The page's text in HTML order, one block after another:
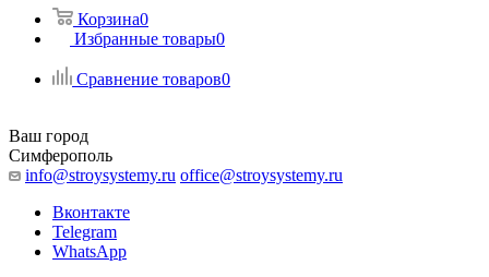
Корзина0
Избранные товары0
Сравнение товаров0
Ваш город
Симферополь
info@stroysystemy.ru office@stroysystemy.ru
Вконтакте
Telegram
WhatsApp